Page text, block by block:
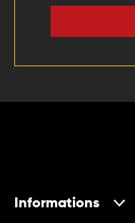
Informations